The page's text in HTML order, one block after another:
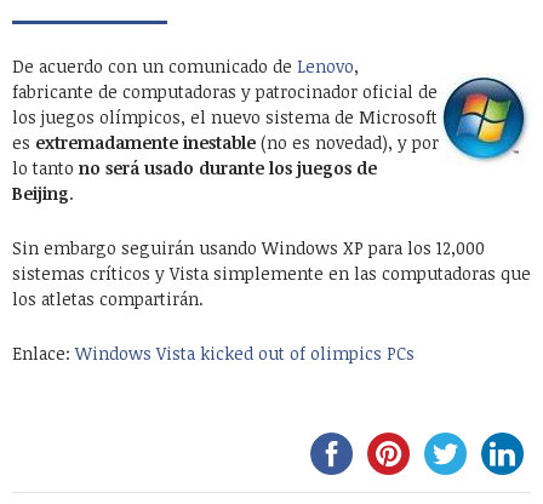
De acuerdo con un comunicado de Lenovo,
fabricante de computadoras y patrocinador oficial de
los juegos olímpicos, el nuevo sistema de Microsoft
es extremadamente inestable (no es novedad), y por
lo tanto no será usado durante los juegos de
Beijing.
Sin embargo seguirán usando Windows XP para los 12,000
sistemas críticos y Vista simplemente en las computadoras que
los atletas compartirán.
Enlace:Windows Vista kicked out of olimpics PCs